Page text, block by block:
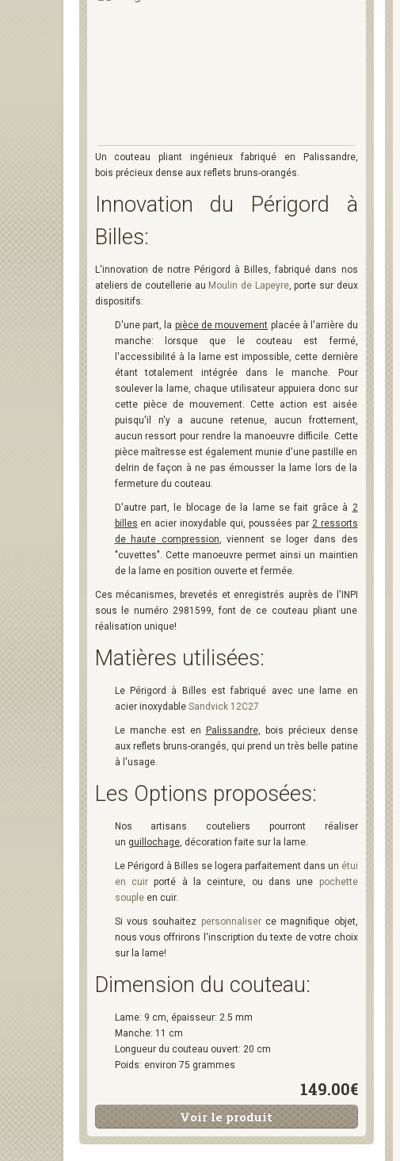
Un couteau pliant ingénieux fabriqué en Palissandre,
bois précieux dense aux reflets bruns-orangés.
Innovation du Périgord à
Billes:
L'innovation de notre Périgord à Billes, fabriqué dans nos
ateliers de coutellerie au Moulin de Lapeyre, porte sur deux
dispositifs:
D'une part, la pièce de mouvement placée à l'arrière du
manche: lorsque que le couteau est fermé,
l'accessibilité à la lame est impossible, cette dernière
étant totalement intégrée dans le manche. Pour
soulever la lame, chaque utilisateur appuiera donc sur
cette pièce de mouvement. Cette action est aisée
puisqu'il n'y a aucune retenue, aucun frottement,
aucun ressort pour rendre la manoeuvre difficile. Cette
pièce maîtresse est également munie d'une pastille en
delrin de façon à ne pas émousser la lame lors de la
fermeture du couteau.
D'autre part, le blocage de la lame se fait grâce à 2
billes en acier inoxydable qui, poussées par 2 ressorts
de haute compression, viennent se loger dans des
"cuvettes". Cette manoeuvre permet ainsi un maintien
de la lame en position ouverte et fermée.
Ces mécanismes, brevetés et enregistrés auprès de l'INPI
sous le numéro 2981599, font de ce couteau pliant une
réalisation unique!
Matières utilisées:
Le Périgord à Billes est fabriqué avec une lame en
acier inoxydable Sandvick 12C27
Le manche est en Palissandre, bois précieux dense
aux reflets bruns-orangés, qui prend un très belle patine
à l'usage.
Les Options proposées:
Nos artisans couteliers pourront réaliser
un guillochage, décoration faite sur la lame.
Le Périgord à Billes se logera parfaitement dans un étui
en cuirporté à la ceinture, ou dans une
pochette
soupleen cuir.
Si vous souhaitez personnaliserce magnifique objet,
nous vous offrirons l'inscription du texte de votre choix
sur la lame!
Dimension du couteau:
Lame: 9 cm, épaisseur: 2.5 mm
Manche: 11 cm
Longueur du couteau ouvert: 20 cm
Poids: environ 75 grammes
149.00€
Voir le produit